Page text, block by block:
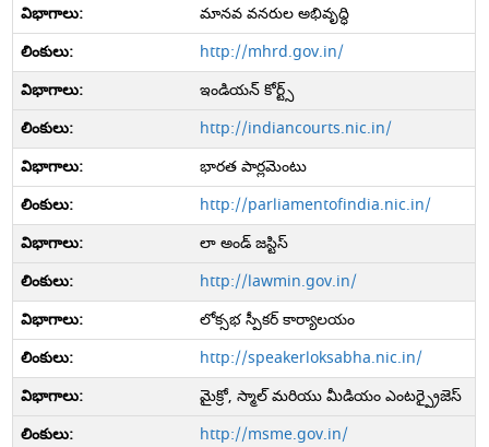
మానవ వనరుల అభివృద్ధి
http://mhrd.gov.in/
ఇండియన్ కోర్ట్స్
http://indiancourts.nic.in/
భారత పార్లమెంటు
http://parliamentofindia.nic.in/
లా అండ్ జస్టిస్
http://lawmin.gov.in/
లోక్సభ స్పీకర్ కార్యాలయం
http://speakerloksabha.nic.in/
మైక్రో, స్మాల్ మరియు మీడియం ఎంటర్ప్రైజెస్
http://msme.gov.in/